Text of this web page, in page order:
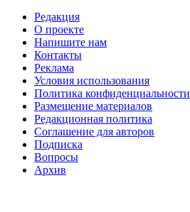
Редакция
О проекте
Напишите нам
Контакты
Реклама
Условия использования
Политика конфиденциальности
Размещение материалов
Редакционная политика
Соглашение для авторов
Подписка
Вопросы
Архив